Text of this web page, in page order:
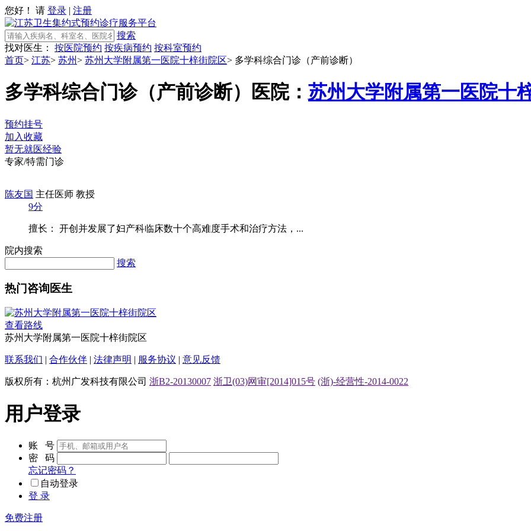
您好！ 请 登录 | 注册
搜索
找对医生：
按医院预约 按疾病预约 按科室预约
首页> 江苏> 苏州> 苏州大学附属第一医院十梓街院区> 多学科综合门诊（产前诊断）
多学科综合门诊（产前诊断） 医院： 苏州大学附属第一医院十
预约挂号
加入收藏
暂无就医经验
专家/特需门诊
陈友国 主任医师 教授
9分
擅长： 开创并发展了妇产科临床数十个高难度手术和治疗方法，...
院内搜索
搜索
热门咨询医生
查看路线
苏州大学附属第一医院十梓街院区
联系我们 | 合作伙伴 | 法律声明 | 服务协议 | 意见反馈
版权所有：杭州广发科技有限公司 浙B2-20130007 浙卫(03)网审[2014]015号 (浙)-经营性-2014-0022
用户登录
账 号
密 码
忘记密码？
自动登录
登 录
免费注册